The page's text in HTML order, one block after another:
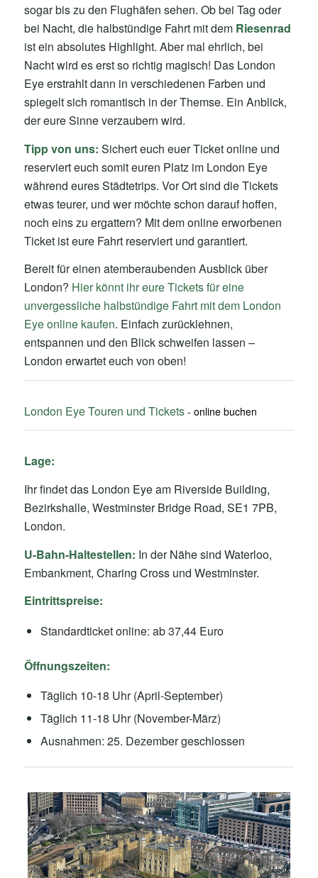
sogar bis zu den Flughäfen sehen. Ob bei Tag oder
bei Nacht, die halbstündige Fahrt mit dem Riesenrad
ist ein absolutes Highlight. Aber mal ehrlich, bei
Nacht wird es erst so richtig magisch! Das London
Eye erstrahlt dann in verschiedenen Farben und
spiegelt sich romantisch in der Themse. Ein Anblick,
der eure Sinne verzaubern wird.
Tipp von uns: Sichert euch euer Ticket online und
reserviert euch somit euren Platz im London Eye
während eures Städtetrips. Vor Ort sind die Tickets
etwas teurer, und wer möchte schon darauf hoffen,
noch eins zu ergattern? Mit dem online erworbenen
Ticket ist eure Fahrt reserviert und garantiert.
Bereit für einen atemberaubenden Ausblick über
London? Hier könnt ihr eure Tickets für eine
unvergessliche halbstündige Fahrt mit dem London
Eye online kaufen. Einfach zurücklehnen,
entspannen und den Blick schweifen lassen –
London erwartet euch von oben!
London Eye Touren und Tickets
Lage:
Ihr findet das London Eye am Riverside Building,
Bezirkshalle, Westminster Bridge Road, SE1 7PB,
London.
U-Bahn-Haltestellen: In der Nähe sind Waterloo,
Embankment, Charing Cross und Westminster.
Eintrittspreise:
Standardticket online: ab 37,44 Euro
Öffnungszeiten:
Täglich 10-18 Uhr (April-September)
Täglich 11-18 Uhr (November-März)
Ausnahmen: 25. Dezember geschlossen